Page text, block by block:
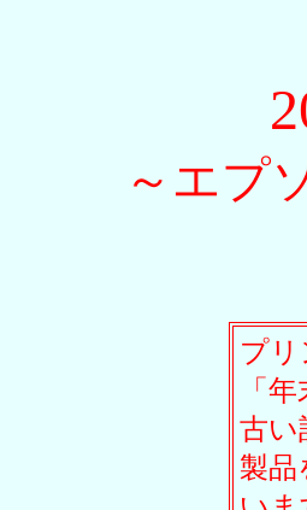
～エプ
プ
「
古い
製品